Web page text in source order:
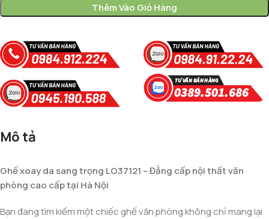
Thêm Vào Giỏ Hàng
Mô tả
Ghế xoay da sang trọng LO37121 – Đẳng cấp nội thất văn
phòng cao cấp tại Hà Nội
Bạn đang tìm kiếm một chiếc ghế văn phòng không chỉ mang lại